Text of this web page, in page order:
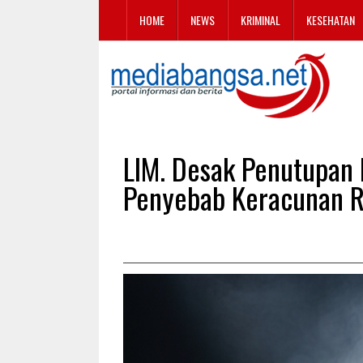
HOME NEWS KRIMINAL KESEHATAN
LIM. Desak
Penyebab Keracunan